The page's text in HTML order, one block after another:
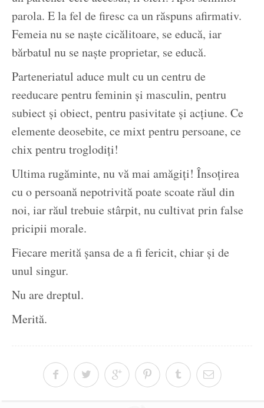
parola. E la fel de firesc ca un răspuns afirmativ.
Femeia nu se naște cicălitoare, se educă, iar
bărbatul nu se naște proprietar, se educă.
Parteneriatul aduce mult cu un centru de
reeducare pentru feminin și masculin, pentru
subiect și obiect, pentru pasivitate și acțiune. Ce
elemente deosebite, ce mixt pentru persoane, ce
chix pentru troglodiți!
Ultima rugăminte, nu vă mai amăgiți! Însoțirea
cu o persoană nepotrivită poate scoate răul din
noi, iar răul trebuie stârpit, nu cultivat prin false
pricipii morale.
Fiecare merită șansa de a fi fericit, chiar și de
unul singur.
Nu are dreptul.
Merită.